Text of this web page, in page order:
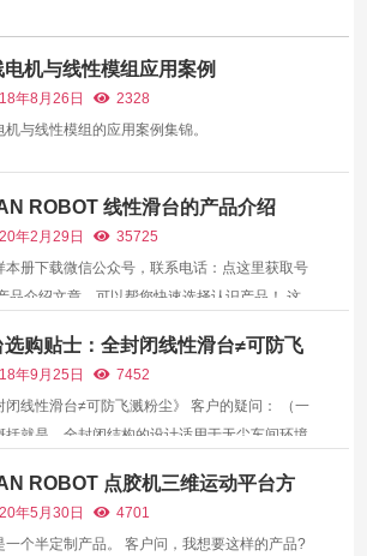
电机与线性模组应用案例
年8月26日
2328
机与线性模组的应用案例集锦。
ROBOT 线性滑台的产品介绍
年2月29日
35725
本册下载微信公众号，联系电话：点这里获取号
品介绍文章，可以帮您快速选择认识产品！ 这
精度是±0.01mm； 当然也有追求速度和性价比
皮带驱动的产品。 有些从来没用过的客户会问
...
选购贴士：全封闭线性滑台≠可防飞
年9月25日
7452
闭线性滑台≠可防飞溅粉尘》 客户的疑问： （一
括就是，全封闭结构的设计适用于无尘车间环境
【以下内容仅为对产品的认知过程，不作为产品
传】 啧啧啧， 好了，来说说我的对这个产品第
ROBOT 点胶机三维运动平台方
年5月30日
4701
一个半定制产品。 客户问，我想要这样的产品?